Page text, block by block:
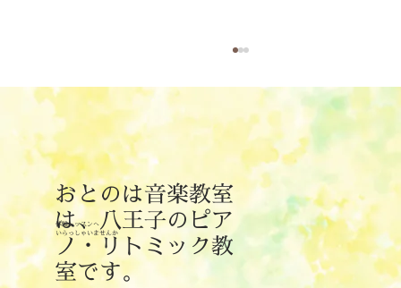
8月のリトミックレッスン日
体験レッスンへ
​いらっしゃいませんか
おとのは音楽教室
は、八王子のピア
ノ・リトミック教
室です。